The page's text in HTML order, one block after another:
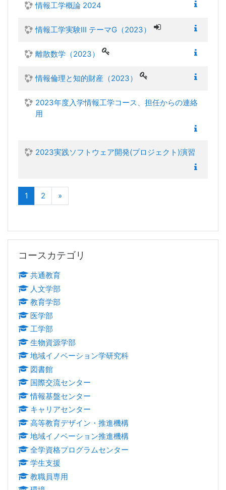
情報工学概論 2024
情報工学実験III テーマG（2023）
離散数学（2023）
情報倫理と知的財産（2023）
2023年度入学情報工学コース、担任からの連絡
用
2023実践ソフトウェア開発(プロジェクト)演習
1 (現在)
2 »
コースカテゴリ
共通教育
人文学部
教育学部
医学部
工学部
生物資源学部
地域イノベーション学研究科
図書館
国際交流センター
情報基盤センター
キャリアセンター
高等教育デザイン・推進機構
地域イノベーション推進機構
全学資格プログラムセンター
学生支援
教職員専用